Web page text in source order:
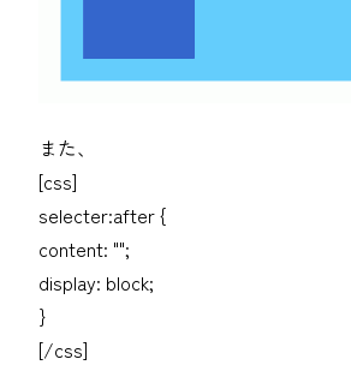
また、
[css]
selecter:after {
content: "";
display: block;
}
[/css]